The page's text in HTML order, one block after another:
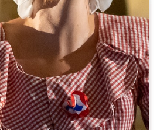
Van
15€
Rol Valentin
Route de Pressac
ÉTIENNE-DE-LISSE